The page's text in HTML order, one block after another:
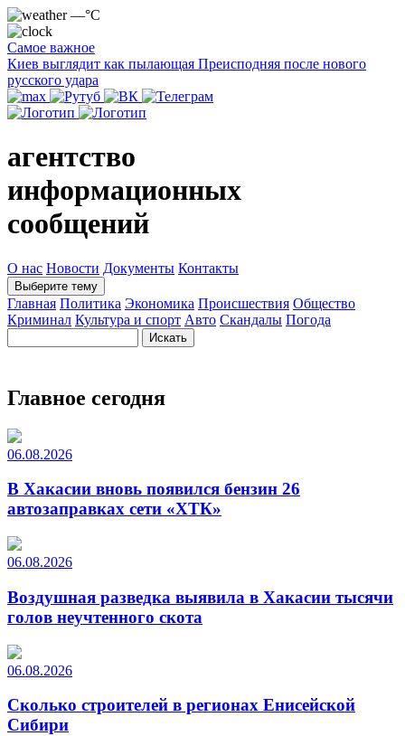
—°C
Самое важное
Киев выглядит как пылающая Преисподняя после нового
русского удара
агентство
информационных
сообщений
О нас Новости Документы Контакты
Выберите тему
Главная Политика Экономика Происшествия Общество
Криминал Культура и спорт Авто Скандалы Погода
Главное сегодня
06.08.2026
В Хакасии вновь появился бензин 26
автозаправках сети «ХТК»
06.08.2026
Воздушная разведка выявила в Хакасии тысячи
голов неучтенного скота
06.08.2026
Сколько строителей в регионах Енисейской
Сибири